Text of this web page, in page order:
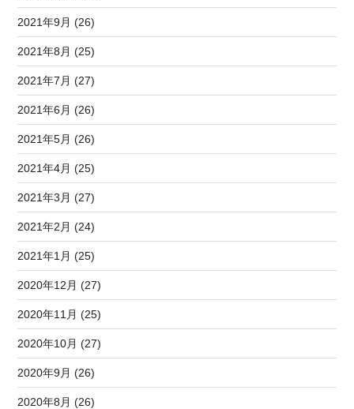
2021年9月 (26)
2021年8月 (25)
2021年7月 (27)
2021年6月 (26)
2021年5月 (26)
2021年4月 (25)
2021年3月 (27)
2021年2月 (24)
2021年1月 (25)
2020年12月 (27)
2020年11月 (25)
2020年10月 (27)
2020年9月 (26)
2020年8月 (26)